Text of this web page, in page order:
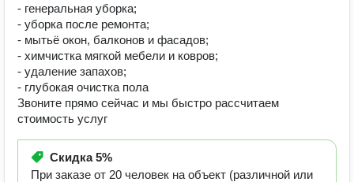
- генеральная уборка;
- уборка после ремонта;
- мытьё окон, балконов и фасадов;
- химчистка мягкой мебели и ковров;
- удаление запахов;
- глубокая очистка пола
Звоните прямо сейчас и мы быстро рассчитаем
стоимость услуг
Скидка5%
При заказе от 20 человек на объект (различной или